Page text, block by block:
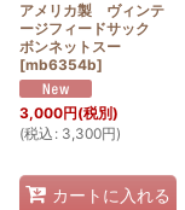
アメリカ製 ヴィンテ
ージフィードサック
ボンネットスー
[mb6354b]
3,000円(税別)
(税込 : 3,300円)
カートに入れる